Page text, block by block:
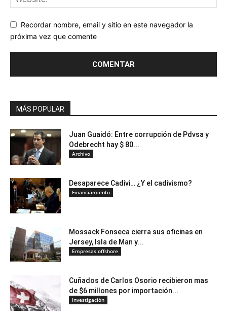
Recordar nombre, email y sitio en este navegador la
próxima vez que comente
MÁS POPULAR
Juan Guaidó: Entre corrupción de Pdvsa y
Odebrecht hay $ 80...
Archivo
Desaparece Cadivi… ¿Y el cadivismo?
Financiamiento
Mossack Fonseca cierra sus oficinas en
Jersey, Isla de Man y...
Empresas offshore
Cuñados de Carlos Osorio recibieron mas
de $6 millones por importación...
Investigación